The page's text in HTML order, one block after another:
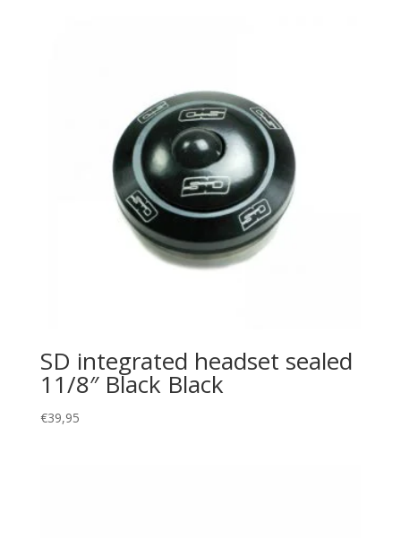
SD integrated headset sealed
11/8″ Black Black
€39,95